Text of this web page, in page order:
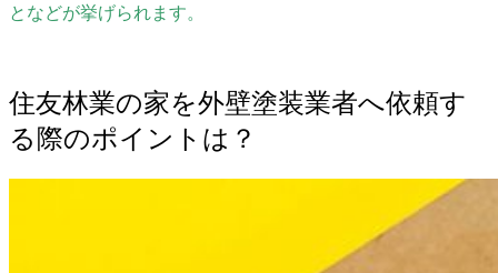
となどが挙げられます。
住友林業の家を外壁塗装業者へ依頼す
る際のポイントは？